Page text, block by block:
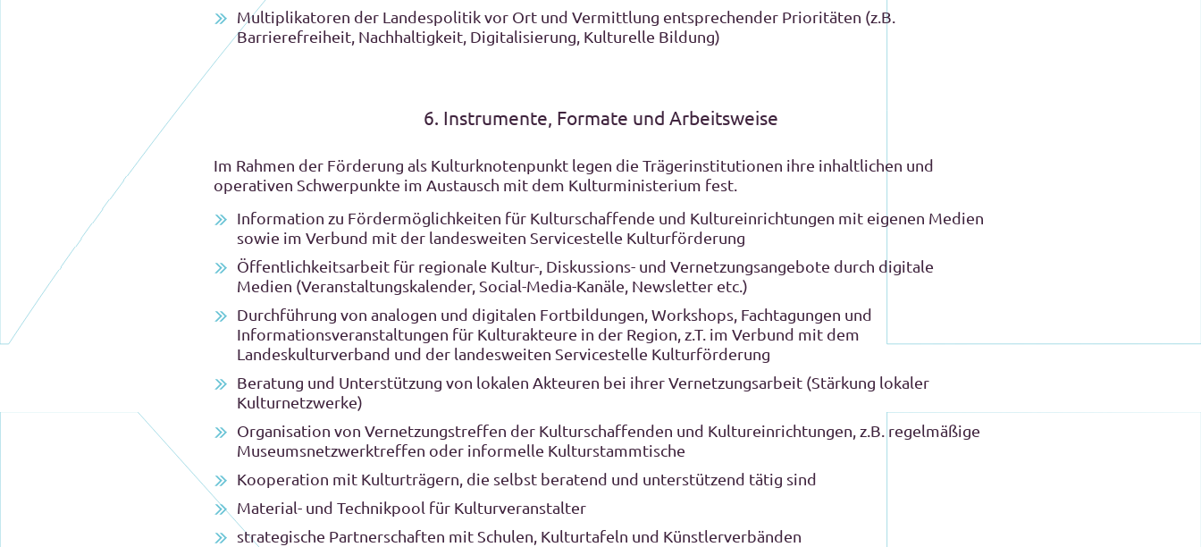
Multiplikatoren der Landespolitik vor Ort und Vermittlung entsprechender Prioritäten (z.B.
Barrierefreiheit, Nachhaltigkeit, Digitalisierung, Kulturelle Bildung)
6. Instrumente, Formate und Arbeitsweise
Im Rahmen der Förderung als Kulturknotenpunkt legen die Trägerinstitutionen ihre inhaltlichen und
operativen Schwerpunkte im Austausch mit dem Kulturministerium fest.
Information zu Fördermöglichkeiten für Kulturschaffende und Kultureinrichtungen mit eigenen Medien
sowie im Verbund mit der landesweiten Servicestelle Kulturförderung
Öffentlichkeitsarbeit für regionale Kultur-, Diskussions- und Vernetzungsangebote durch digitale
Medien (Veranstaltungskalender, Social-Media-Kanäle, Newsletter etc.)
Durchführung von analogen und digitalen Fortbildungen, Workshops, Fachtagungen und
Informationsveranstaltungen für Kulturakteure in der Region, z.T. im Verbund mit dem
Landeskulturverband und der landesweiten Servicestelle Kulturförderung
Beratung und Unterstützung von lokalen Akteuren bei ihrer Vernetzungsarbeit (Stärkung lokaler
Kulturnetzwerke)
Organisation von Vernetzungstreffen der Kulturschaffenden und Kultureinrichtungen, z.B. regelmäßige
Museumsnetzwerktreffen oder informelle Kulturstammtische
Kooperation mit Kulturträgern, die selbst beratend und unterstützend tätig sind
Material- und Technikpool für Kulturveranstalter
strategische Partnerschaften mit Schulen, Kulturtafeln und Künstlerverbänden